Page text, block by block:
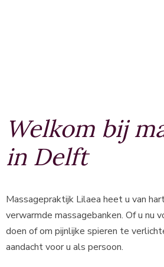
Welkom bij
in Delft
Massagepraktijk Lilaea heet u van
verwarmde massagebanken. Of u nu
doen of om pijnlijke spieren te
aandacht voor u als persoon.